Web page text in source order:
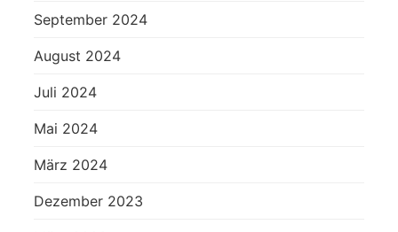
September 2024
August 2024
Juli 2024
Mai 2024
März 2024
Dezember 2023